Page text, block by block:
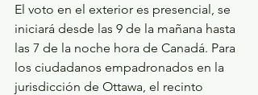
El voto en el exterior es presencial, se
iniciará desde las 9 de la mañana hasta
las 7 de la noche hora de Canadá. Para
los ciudadanos empadronados en la
jurisdicción de Ottawa, el recinto